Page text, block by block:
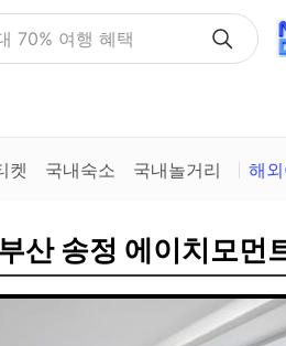
70% 여행 혜택
켓 국내숙소 국내놀거리 해
산 송정 에이치모먼